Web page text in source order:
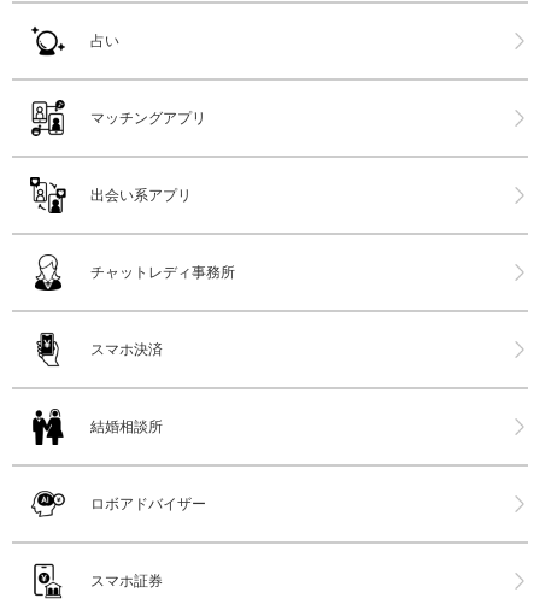
占い
マッチングアプリ
出会い系アプリ
チャットレディ事務所
スマホ決済
結婚相談所
ロボアドバイザー
スマホ証券